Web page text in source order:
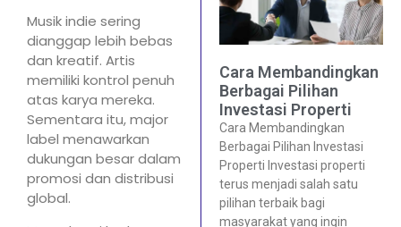
Musik indie sering
dianggap lebih bebas
dan kreatif. Artis
memiliki kontrol penuh
atas karya mereka.
Sementara itu, major
label menawarkan
dukungan besar dalam
promosi dan distribusi
global.
Cara Membandingkan
Berbagai Pilihan
Investasi Properti
Cara Membandingkan
Berbagai Pilihan Investasi
Properti Investasi properti
terus menjadi salah satu
pilihan terbaik bagi
masyarakat yang ingin